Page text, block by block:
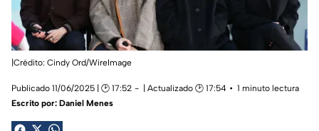
|Crédito: Cindy Ord/WireImage
Publicado 11/06/2025 | 🕑 17:52 | Actualizado 🕑 17:54
1 minuto lectura
Escrito por: Daniel Menes